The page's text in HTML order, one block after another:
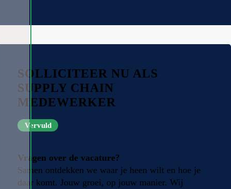
SOLLICITEER NU ALS
SUPPLY CHAIN
MEDEWERKER
Vervuld
Vragen over de vacature?
Samen ontdekken we waar je heen wilt en hoe je
daar komt. Jouw groei, op jouw manier. Wij